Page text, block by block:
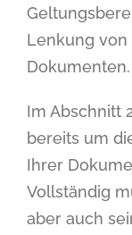
Lenkung von
Dokumenten.
Im Abschnitt
bereits um
Ihrer
Vollständig
aber auch